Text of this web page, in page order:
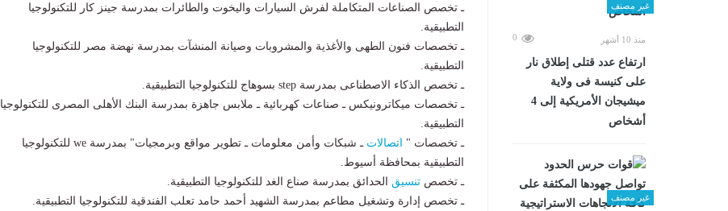
غير مصنف
منذ 10 أشهر 0
ارتفاع عدد قتلى إطلاق نار
على كنيسة فى ولاية
ميشيجان الأمريكية إلى 4
أشخاص
غير مصنف
ـ تخصص الصناعات المتكاملة لفرش السيارات واليخوت والطائرات بمدرسة جينز كار للتكنولوجيا
التطبيقية.
ـ تخصصات فنون الطهى والأغذية والمشروبات وصيانة المنشآت بمدرسة نهضة مصر للتكنولوجيا
التطبيقية.
ـ تخصص الذكاء الاصطناعى بمدرسة step بسوهاج للتكنولوجيا التطبيقية.
ـ تخصصات ميكاترونيكس ـ صناعات كهربائية ـ ملابس جاهزة بمدرسة البنك الأهلى المصرى للتكنولوجيا
التطبيقية.
ـ تخصصات " اتصالات
ـ شبكات وأمن معلومات ـ تطوير مواقع وبرمجيات" بمدرسة we للتكنولوجيا
التطبيقية بمحافظة أسيوط.
ـ تخصص تنسيق الحدائق بمدرسة صناع الغد للتكنولوجيا التطبيقية.
ـ تخصص إدارة وتشغيل مطاعم بمدرسة الشهيد أحمد حامد تعلب الفندقية للتكنولوجيا التطبيقية.